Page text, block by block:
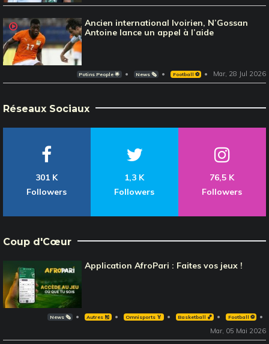
Ancien international Ivoirien, N’Gossan
Antoine lance un appel à l’aide
Potins People 🌟 News 🗞️ Football ⚽️ Mar, 28 Jul 2026
Réseaux Sociaux
301 K
Followers
1,3 K
Followers
76,5 K
Followers
Coup d'Cœur
Application AfroPari : Faites vos jeux !
News 🗞️ Autres 🎽 Omnisports 🏅 Basketball 🏀 Football ⚽️
Mar, 05 Mai 2026